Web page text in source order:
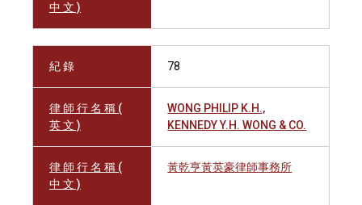
中 文 )
紀 錄 78
律 師 行 名 稱 (
英 文 )
WONG PHILIP K.H.,
KENNEDY Y.H. WONG & CO.
律 師 行 名 稱 (
中 文 )
黃乾亨黃英豪律師事務所